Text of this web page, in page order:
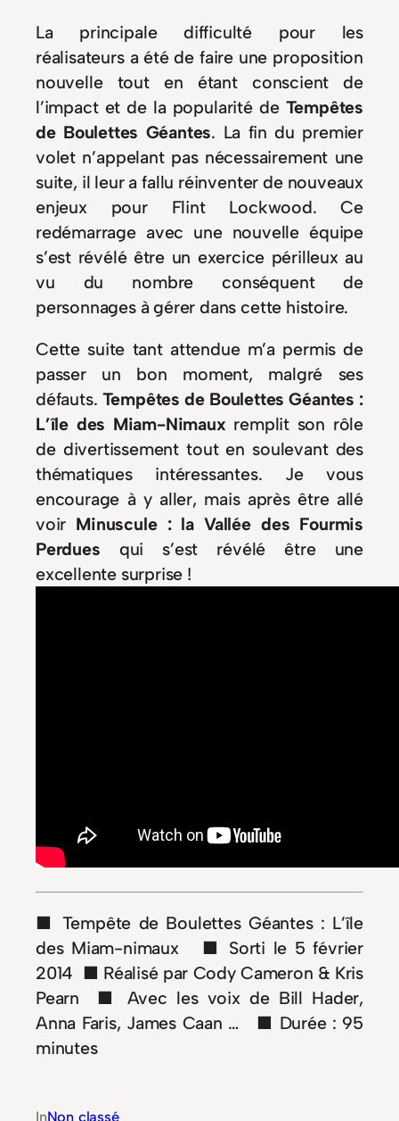
La principale difficulté pour les
réalisateurs a été de faire une proposition
nouvelle tout en étant conscient de
l’impact et de la popularité de Tempêtes
de Boulettes Géantes. La fin du premier
volet n’appelant pas nécessairement une
suite, il leur a fallu réinventer de nouveaux
enjeux pour Flint Lockwood. Ce
redémarrage avec une nouvelle équipe
s’est révélé être un exercice périlleux au
vu du nombre conséquent de
personnages à gérer dans cette histoire.
Cette suite tant attendue m’a permis de
passer un bon moment, malgré ses
défauts. Tempêtes de Boulettes Géantes :
L’île des Miam-Nimaux remplit son rôle
de divertissement tout en soulevant des
thématiques intéressantes. Je vous
encourage à y aller, mais après être allé
voir Minuscule : la Vallée des Fourmis
Perdues qui s’est révélé être une
excellente surprise !
■ Tempête de Boulettes Géantes : L’île
des Miam-nimaux ■ Sorti le 5 février
2014 ■ Réalisé par Cody Cameron & Kris
Pearn ■ Avec les voix de Bill Hader,
Anna Faris, James Caan … ■ Durée : 95
minutes
InNon classé